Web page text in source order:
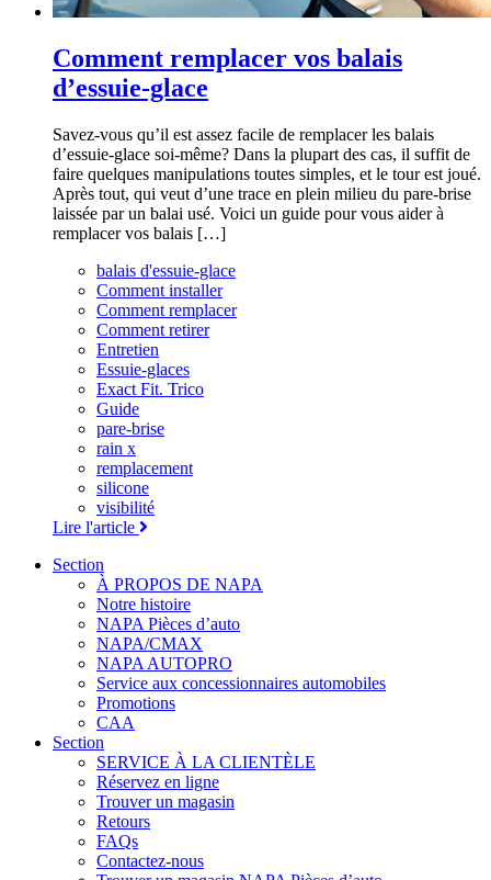
Comment remplacer vos balais
d’essuie-glace
Savez-vous qu’il est assez facile de remplacer les balais
d’essuie-glace soi-même? Dans la plupart des cas, il suffit de
faire quelques manipulations toutes simples, et le tour est joué.
Après tout, qui veut d’une trace en plein milieu du pare-brise
laissée par un balai usé. Voici un guide pour vous aider à
remplacer vos balais […]
balais d'essuie-glace
Comment installer
Comment remplacer
Comment retirer
Entretien
Essuie-glaces
Exact Fit. Trico
Guide
pare-brise
rain x
remplacement
silicone
visibilité
Lire l'article
Section
À PROPOS DE NAPA
Notre histoire
NAPA Pièces d’auto
NAPA/CMAX
NAPA AUTOPRO
Service aux concessionnaires automobiles
Promotions
CAA
Section
SERVICE À LA CLIENTÈLE
Réservez en ligne
Trouver un magasin
Retours
FAQs
Contactez-nous